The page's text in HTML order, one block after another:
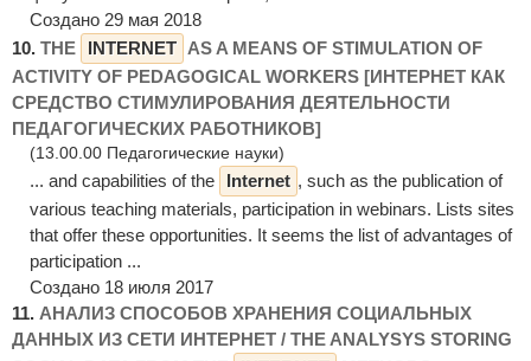
Создано 29 мая 2018
10. THE INTERNET AS A MEANS OF STIMULATION OF
ACTIVITY OF PEDAGOGICAL WORKERS [ИНТЕРНЕТ КАК
СРЕДСТВО СТИМУЛИРОВАНИЯ ДЕЯТЕЛЬНОСТИ
ПЕДАГОГИЧЕСКИХ РАБОТНИКОВ]
(13.00.00 Педагогические науки)
... and capabilities of the Internet , such as the publication of
various teaching materials, participation in webinars. Lists sites
that offer these opportunities. It seems the list of advantages of
participation ...
Создано 18 июля 2017
11. АНАЛИЗ СПОСОБОВ ХРАНЕНИЯ СОЦИАЛЬНЫХ
ДАННЫХ ИЗ СЕТИ ИНТЕРНЕТ / THE ANALYSYS STORING